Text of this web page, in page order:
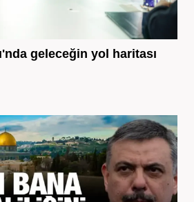
geleceğin yol haritası